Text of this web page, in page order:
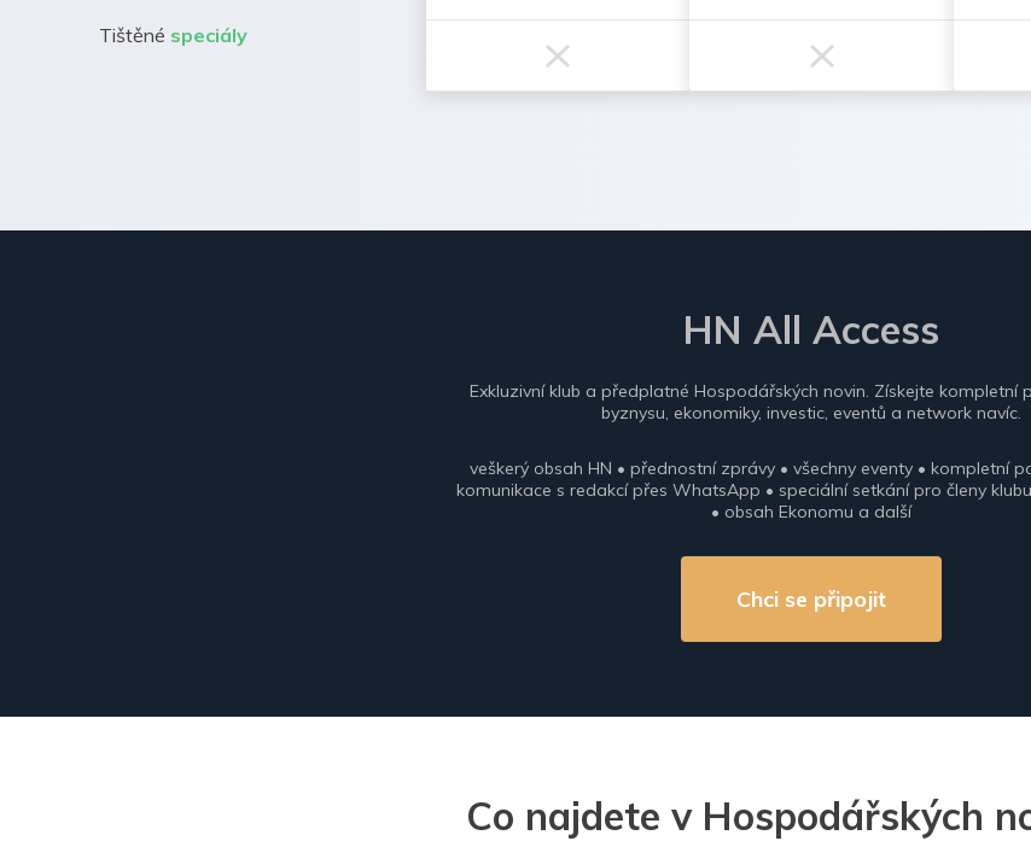
Tištěné speciály
HN All Access
Exkluzivní klub a předplatné Hospodářských novin. Získejte kompletní
byznysu, ekonomiky, investic, eventů a network navíc.
veškerý obsah HN • přednostní zprávy • všechny eventy • kompletní
komunikace s redakcí přes WhatsApp • speciální setkání pro členy
• obsah Ekonomu a další
Chci se připojit
Co najdete v Hospodářských